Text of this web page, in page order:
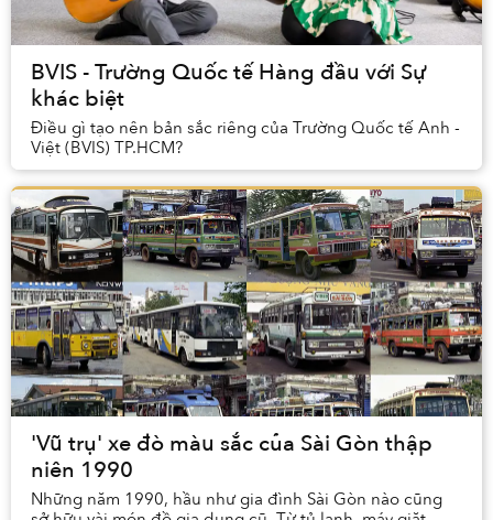
BVIS - Trường Quốc tế Hàng đầu với Sự
khác biệt
Điều gì tạo nên bản sắc riêng của Trường Quốc tế Anh -
Việt (BVIS) TP.HCM?
'Vũ trụ' xe đò màu sắc của Sài Gòn thập
niên 1990
Những năm 1990, hầu như gia đình Sài Gòn nào cũng